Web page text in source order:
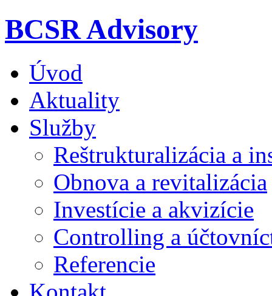
BCSR Advisory
Úvod
Aktuality
Služby
Reštrukturalizácia a
Obnova a revitalizácia
Investície a akvizície
Controlling a
Referencie